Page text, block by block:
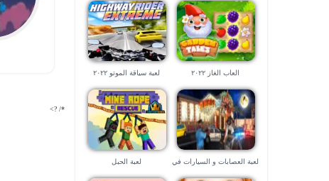
العاب الغاز ٢٠٢٢ لعبة سياقة الموتو ٢٠٢٢
لعبة العصابات و السيارات في
لعبة الحبل
*/ ?>